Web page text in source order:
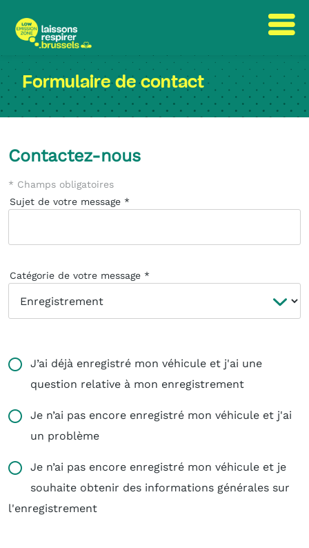
Passer
au
contenu
Passer
à
la
navigation
Formulaire de contact
Contactez-nous
* Champs obligatoires
Sujet de votre message
Catégorie de votre message
J’ai déjà enregistré mon véhicule et j'ai une
question relative à mon enregistrement
Je n’ai pas encore enregistré mon véhicule et j'ai
un problème
Je n’ai pas encore enregistré mon véhicule et je
souhaite obtenir des informations générales sur
l'enregistrement